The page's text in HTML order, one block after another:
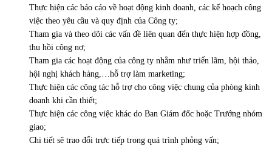
Thực hiện các báo cáo về hoạt động kinh doanh, các kế hoạch công
việc theo yêu cầu và quy định của Công ty;
Tham gia và theo dõi các vấn đề liên quan đến thực hiện hợp đồng,
thu hồi công nợ;
Tham gia các hoạt động của công ty nhằm như triển lãm, hội thảo,
hội nghị khách hàng,…hỗ trợ làm marketing;
Thực hiện các công tác hỗ trợ cho công việc chung của phòng kinh
doanh khi cần thiết;
Thực hiện các công việc khác do Ban Giám đốc hoặc Trưởng nhóm
giao;
Chi tiết sẽ trao đổi trực tiếp trong quá trình phỏng vấn;